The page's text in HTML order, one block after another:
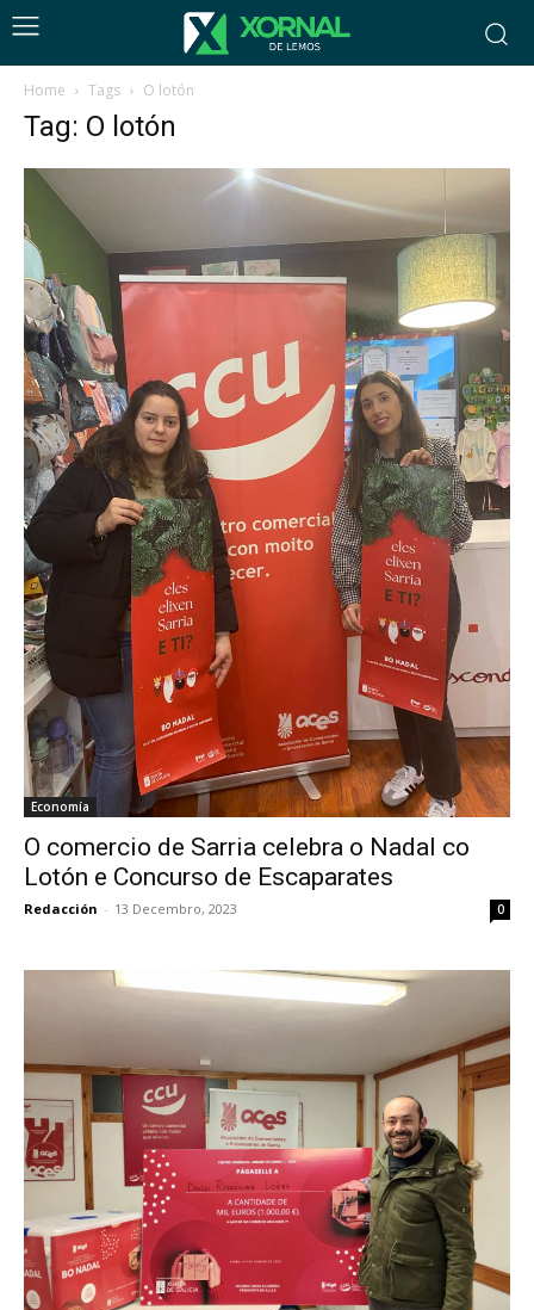
Home Tags O lotón
Tag: O lotón
Economía
O comercio de Sarria celebra o Nadal co
Lotón e Concurso de Escaparates
Redacción - 13 Decembro, 2023 0